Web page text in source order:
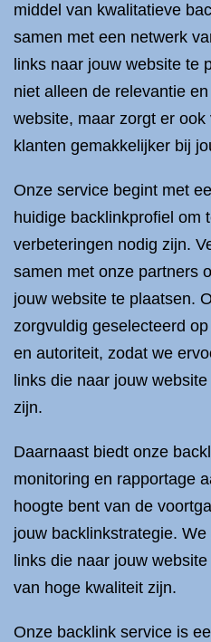
middel van kwalitatieve
samen met een netwerk
links naar jouw website te
niet alleen de relevantie
website, maar zorgt er
klanten gemakkelijker bij
Onze service begint met
huidige backlinkprofiel om
verbeteringen nodig zijn.
samen met onze partners
jouw website te plaatsen.
zorgvuldig geselecteerd
en autoriteit, zodat we
links die naar jouw
zijn.
Daarnaast biedt onze
monitoring en rapportage
hoogte bent van de
jouw backlinkstrategie.
links die naar jouw
van hoge kwaliteit zijn.
Onze backlink service is